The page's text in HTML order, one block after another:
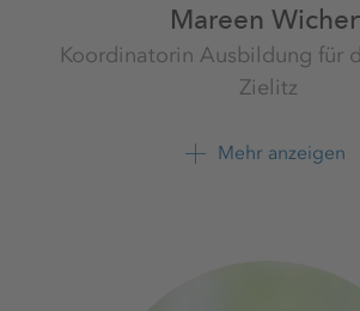
Mareen
Koordinatorin Ausbildung für
Zielitz
K+S Minerals and
Mehr anzeigen